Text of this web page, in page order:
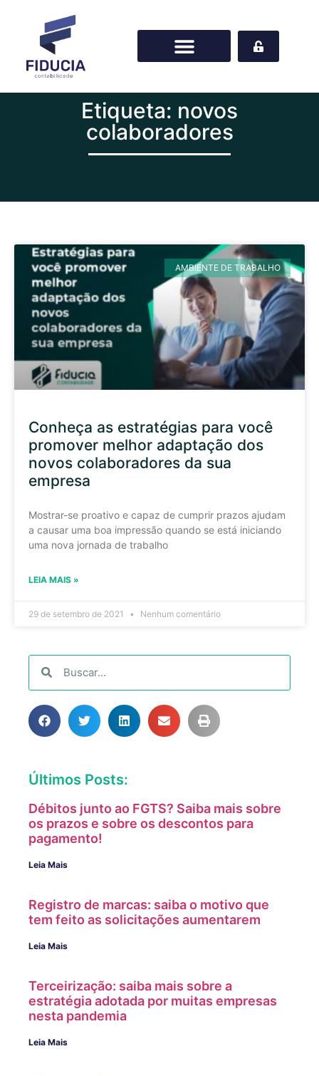
Etiqueta: novos
colaboradores
AMBIENTE DE TRABALHO
Conheça as estratégias para você
promover melhor adaptação dos
novos colaboradores da sua
empresa
Mostrar-se proativo e capaz de cumprir prazos ajudam
a causar uma boa impressão quando se está iniciando
uma nova jornada de trabalho
LEIA MAIS »
29 de setembro de 2021 Nenhum comentário
Últimos Posts:
Débitos junto ao FGTS? Saiba mais sobre
os prazos e sobre os descontos para
pagamento!
Leia Mais
Registro de marcas: saiba o motivo que
tem feito as solicitações aumentarem
Leia Mais
Terceirização: saiba mais sobre a
estratégia adotada por muitas empresas
nesta pandemia
Leia Mais